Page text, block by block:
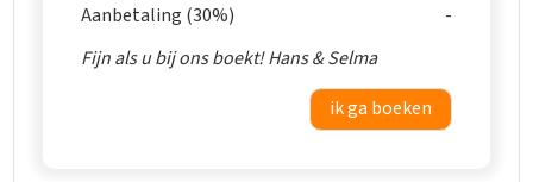
Aanbetaling (30%)
Fijn als u bij ons boekt! Hans & Selma
ik ga boeken